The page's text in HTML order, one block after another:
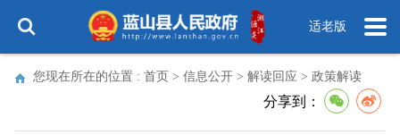
适老版
您现在所在的位置 : 首页 > 信息公开 > 解读回应 > 政策解读
分享到：